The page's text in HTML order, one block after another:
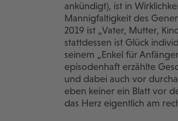
ankündigt), ist in
Mannigfaltigkeit des
2019 ist „Vater, Mutter,
stattdessen ist Glück
seinem „Enkel für
episodenhaft erzählte
und dabei auch vor
eben keiner ein Blatt vor
das Herz eigentlich am